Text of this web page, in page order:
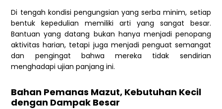
Di tengah kondisi pengungsian yang serba minim, setiap
bentuk kepedulian memiliki arti yang sangat besar.
Bantuan yang datang bukan hanya menjadi penopang
aktivitas harian, tetapi juga menjadi penguat semangat
dan pengingat bahwa mereka tidak sendirian
menghadapi ujian panjang ini.
Bahan Pemanas Mazut, Kebutuhan Kecil
dengan Dampak Besar